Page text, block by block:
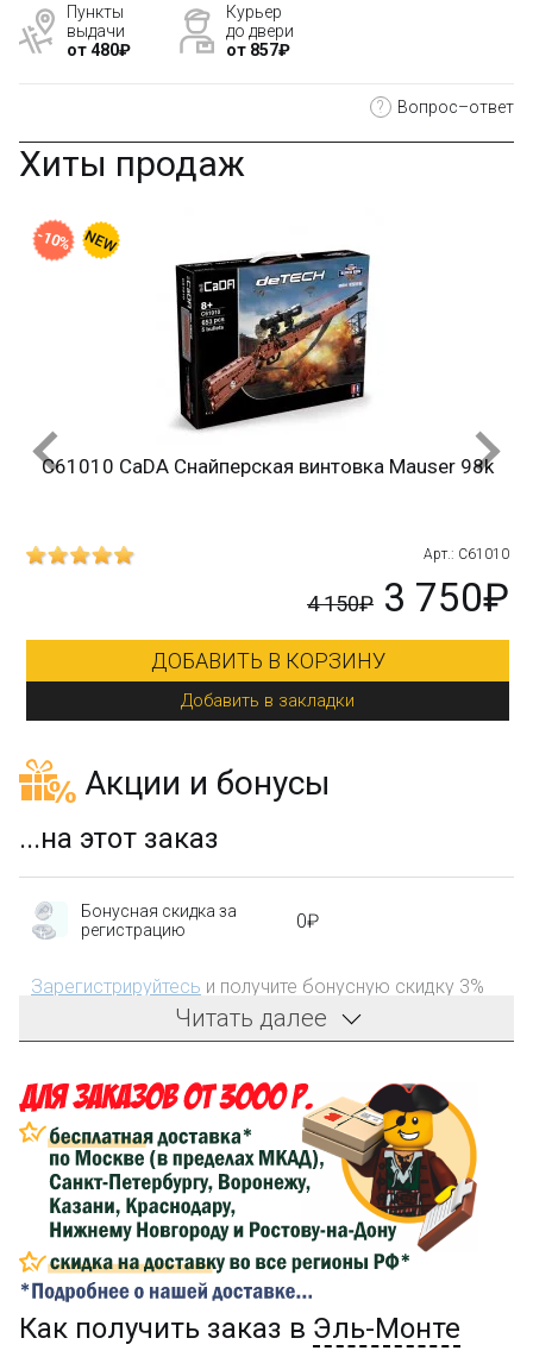
Пункты
выдачи
от 480₽
Курьер
до двери
от 857₽
? Вопрос–ответ
Хиты продаж
C61010 CaDA Снайперская винтовка Mauser 98k
Арт.: C61010
4 150₽ 3 750₽
ДОБАВИТЬ В КОРЗИНУ
Добавить в закладки
-10%
Акции и бонусы
...на этот заказ
Бонусная скидка за
регистрацию
0₽
Зарегистрируйтесь и получите бонусную скидку 3%
на первый заказ!
затрат на доставку
Сделайте заказ на сумму не менее 3 000₽, оплатите
его на карту Сбербанка и получите 150₽ на
компенсацию доставки.
...на следующий заказ
Золотая скидка
персональная
10%
Читать далее
Как получить заказ в Эль-Монте